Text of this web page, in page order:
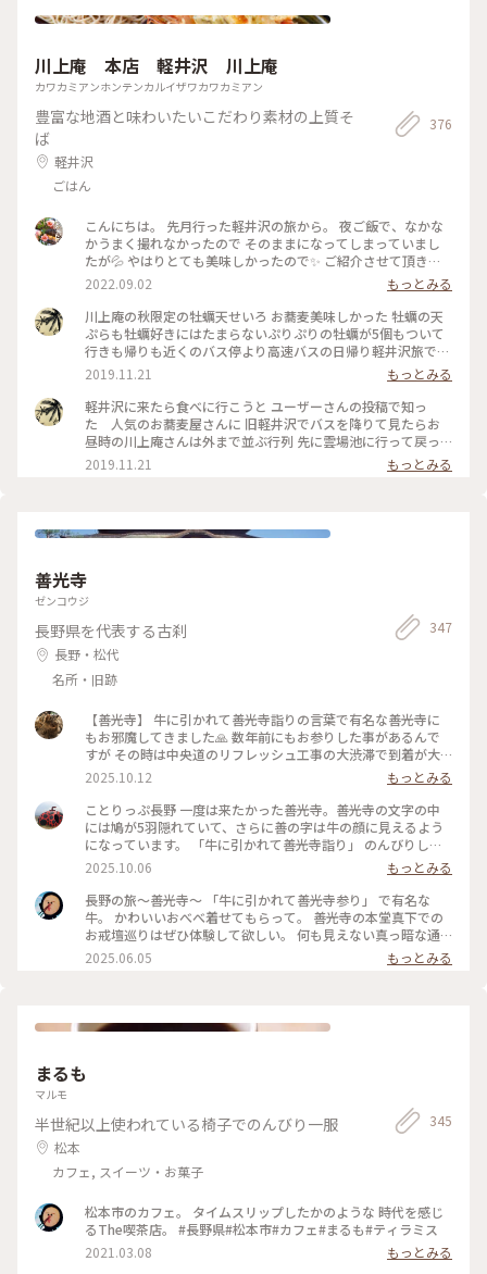
ン #モーニング #私のことりっぷ
川上庵 本店 軽井沢 川上庵
カワカミアンホンテンカルイザワカワカミアン
豊富な地酒と味わいたいこだわり素材の上質そ
ば
軽井沢
ごはん
376
こんにちは。 先月行った軽井沢の旅から。 夜ご飯で、なかな
かうまく撮れなかったので そのままになってしまっていまし
たが💦 やはりとても美味しかったので✨ ご紹介させて頂きま
すm(__)m♪ 『川上庵 せきれい橋店』さん。 ハルニレテラス
にあります。 川の音が聞こえるテラス席でのんびり 夜ご飯を
頂きました。 テーブルにはキャンドルが灯され 雰囲気があり
ました。 どちらのお料理もとても美味しかったのですが、 や
はりお蕎麦、天ぷらもサクッとして とても美味しく頂きまし
た♡ 店員さんにも良くして頂きましたm(__)m✨ またうかがい
たいです✨ ごちそうさまでした。 ★2枚目はお豆腐、お塩や薬
味で頂きます。 ★3枚目は豚の角煮。とろとろでした。 #川上
庵せきれい橋店 #川上庵 #ハルニレテラス #軽井沢 #軽井沢の
旅 #旅の思い出 #夏の思い出 #長野県 #旧軽井沢
2022.09.02
もっとみる
川上庵の秋限定の牡蠣天せいろ お蕎麦美味しかった 牡蠣の天
ぷらも牡蠣好きにはたまらないぷりぷりの牡蠣が5個もついて
行きも帰りも近くのバス停より高速バスの日帰り軽井沢旅でし
た
2019.11.21
もっとみる
軽井沢に来たら食べに行こうと ユーザーさんの投稿で知っ
た 人気のお蕎麦屋さんに 旧軽井沢でバスを降りて見たらお
昼時の川上庵さんは外まで並ぶ行列 先に雲場池に行って戻っ
たらすぐに入れました でも食べてるとまた行列〜 軽井沢の人
気のお蕎麦屋さん 入口の紅葉も綺麗でした #秋の色彩
2019.11.21 もっとみる
善光寺
ゼンコウジ
長野県を代表する古刹
長野・松代
名所・旧跡
347
【善光寺】 牛に引かれて善光寺詣りの言葉で有名な善光寺に
もお邪魔してきました🙏 数年前にもお参りした事があるんで
すが その時は中央道のリフレッシュ工事の大渋滞で到着が大
幅に遅れて仲見世通りは全てスルーだったのでリベンジ嬉しい
です😊 びんずるさんを摩って本堂にお参りして御朱印をいた
だいて さて！仲見世通り行こうかー😆って時に警備員のおっ
ちゃんに声をかけられまして この日は秋の彼岸の初日だった
のであとちょっと待つと法要を終えられた導師様が通りかかる
とのこと😳 更にもうちょっと待つと今度は法要に向かう上人
様が通られるそうなので両方に並んでお数珠頂戴をしていただ
けました🙏✨ 上人様や導師様が本堂での法要への行き帰りに
参道に跪いた参拝者の方の頭を手に持った数珠で撫でて功徳を
授けてくださるのがお数珠頂戴です📿 なんてステキなタイミ
ング✨はじめて授けていただけました✨✨ 教えてくれた警備の
おっちゃんにも大感謝です(*´꒳`*) （2025.9.20） #お寺 #御朱
2025.10.12
もっとみる
ことりっぷ長野 一度は来たかった善光寺。善光寺の文字の中
には鳩が5羽隠れていて、さらに善の字は牛の顔に見えるよう
になっています。 「牛に引かれて善光寺詣り」 のんびりした
お詣りかなと思っていましたが、布を引っかけた牛を「走っ
て」追いかけたところ、善光寺にたどり着いてしまったという
伝説でした。 いろいろと発見があって面白かったです。 #長野
#善光寺#お寺#牛#鳩
2025.10.06
もっとみる
長野の旅～善光寺～ 「牛に引かれて善光寺参り」 で有名な
牛。 かわいいおべべ着せてもらって。 善光寺の本堂真下での
お戒壇巡りはぜひ体験して欲しい。 何も見えない真っ暗な通
路を歩く 仏様と縁を結ぶ修行だそうです。 #長野県#長野市#善
光寺#お戒壇巡り
2025.06.05 もっとみる
まるも
マルモ
半世紀以上使われている椅子でのんびり一服
松本
カフェ, スイーツ・お菓子
345
松本市のカフェ。 タイムスリップしたかのような 時代を感じ
るThe喫茶店。 #長野県#松本市#カフェ#まるも#ティラミス
2021.03.08
もっとみる